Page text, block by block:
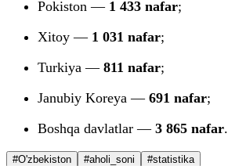
Pokiston — 1 433 nafar;
Xitoy — 1 031 nafar;
Turkiya — 811 nafar;
Janubiy Koreya — 691 nafar;
Boshqa davlatlar — 3 865 nafar.
#O'zbekiston #aholi_soni #statistika